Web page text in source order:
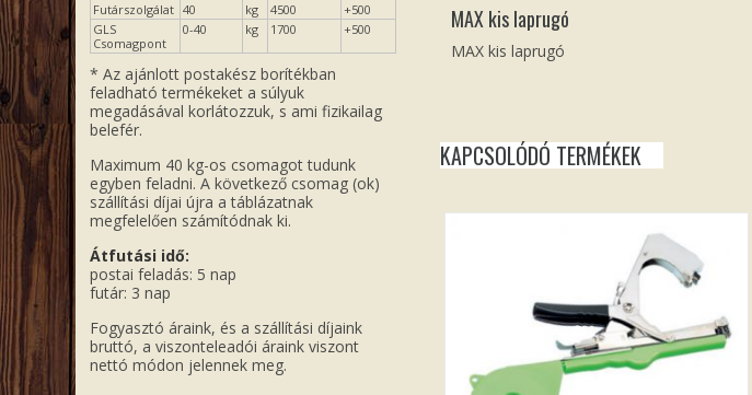
MAX kis laprugó
MAX kis laprugó
KAPCSOLÓDÓ TERMÉKEK
Futárszolgálat 40 kg 4500
+500
GLS
Csomagpont
0-40 kg 1700 +500
* Az ajánlott postakész borítékban
feladható termékeket a súlyuk
megadásával korlátozzuk, s ami fizikailag
belefér.
Maximum 40 kg-os csomagot tudunk
egyben feladni. A következő csomag (ok)
szállítási díjai újra a táblázatnak
megfelelően számítódnak ki.
Átfutási idő:
postai feladás: 5 nap
futár: 3 nap
Fogyasztó áraink, és a szállítási díjaink
bruttó, a viszonteleadói áraink viszont
nettó módon jelennek meg.